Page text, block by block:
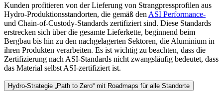
Kunden profitieren von der Lieferung von Strangpressprofilen aus
Hydro-Produktionsstandorten, die gemäß den ASI Performance-
und Chain-of-Custody-Standards zertifiziert sind. Diese Standards
erstrecken sich über die gesamte Lieferkette, beginnend beim
Bergbau bis hin zu den nachgelagerten Sektoren, die Aluminium in
ihren Produkten verarbeiten. Es ist wichtig zu beachten, dass die
Zertifizierung nach ASI-Standards nicht zwangsläufig bedeutet, dass
das Material selbst ASI-zertifiziert ist.
Hydro-Strategie „Path to Zero“ mit Roadmaps für alle Standorte